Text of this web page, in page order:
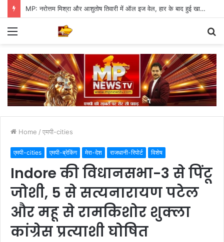
MP: नरोत्तम मिश्रा और आशुतोष तिवारी में ऑल इज वेल, हार के बाद हुई खास मुलाकात
Menu
Home / एमपी-cities
एमपी-cities एमपी-ब्रेकिंग मेरा-देश राजधानी-रिपोर्ट विशेष
Indore की विधानसभा-3 से पिंटू
जोशी, 5 से सत्यनारायण पटेल
और महू से रामकिशोर शुक्ला
कांग्रेस प्रत्याशी घोषित